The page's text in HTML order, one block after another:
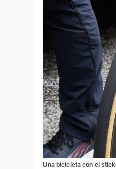
Una bicicleta con el